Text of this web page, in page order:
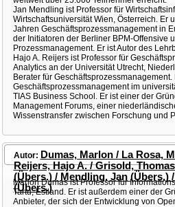
Jan Mendling ist Professor für
Wirtschaftsuniversität Wien, Österreich. Er
Jahren Geschäftsprozessmanagement in
der Initiatoren der Berliner BPM-Offensive
Prozessmanagement. Er ist Autor des
Hajo A. Reijers ist Professor für
Analytics an der Universität Utrecht,
Berater für Geschäftsprozessmanagement.
Geschäftsprozessmanagement im
TIAS Business School. Er ist einer der
Management Forums, einer
Wissenstransfer zwischen Forschung und
Autor: Dumas, Marlon / La Rosa,
Reijers, Hajo A. / Grisold,
(Übers.) / Mendling, Jan (Übers.)
(Übers.)
Marlon Dumas ist Professor für
Tartu, Estland. Er ist außerdem einer der
Anbieter, der sich der Entwicklung von